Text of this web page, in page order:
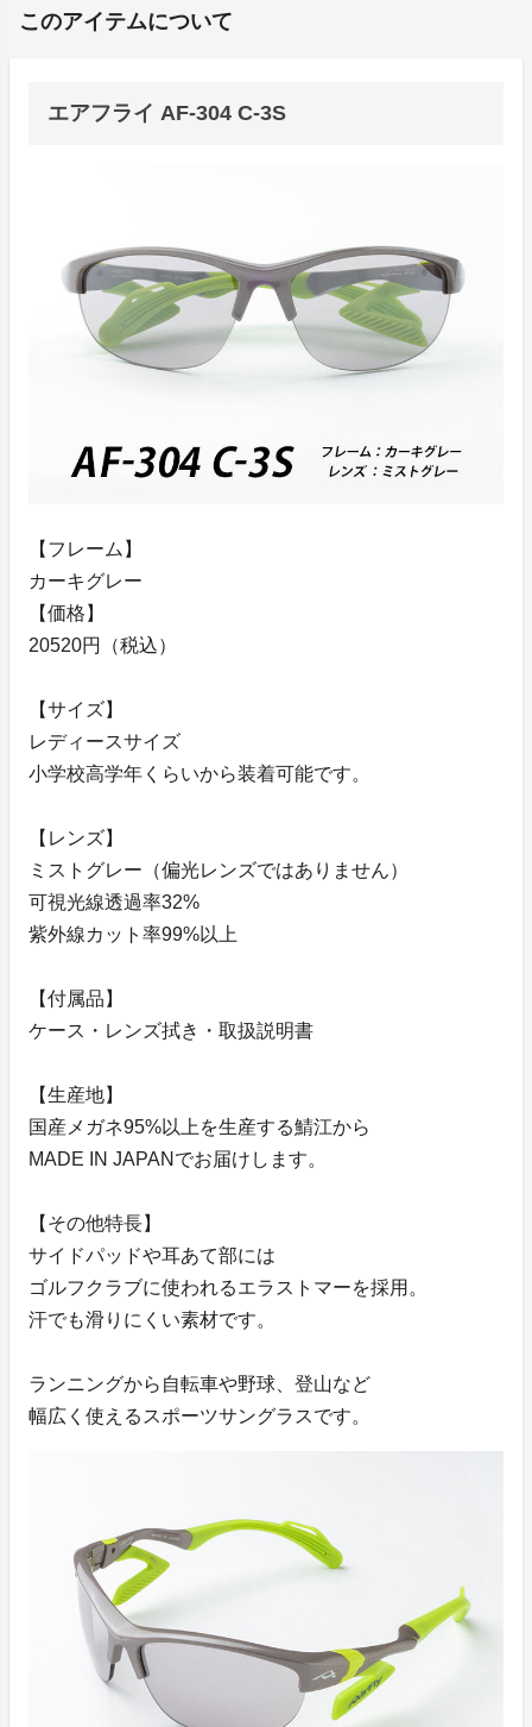
このアイテムについて
エアフライ AF-304 C-3S
【フレーム】
カーキグレー
【価格】
20520円（税込）
【サイズ】
レディースサイズ
小学校高学年くらいから装着可能です。
【レンズ】
ミストグレー（偏光レンズではありません）
可視光線透過率32%
紫外線カット率99%以上
【付属品】
ケース・レンズ拭き・取扱説明書
【生産地】
国産メガネ95%以上を生産する鯖江から
MADE IN JAPANでお届けします。
【その他特長】
サイドパッドや耳あて部には
ゴルフクラブに使われるエラストマーを採用。
汗でも滑りにくい素材です。
ランニングから自転車や野球、登山など
幅広く使えるスポーツサングラスです。